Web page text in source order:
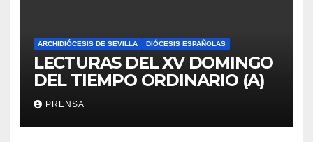
ARCHIDIÓCESIS DE SEVILLA DIÓCESIS ESPAÑOLAS
LECTURAS DEL XV DOMINGO
DEL TIEMPO ORDINARIO (A)
PRENSA